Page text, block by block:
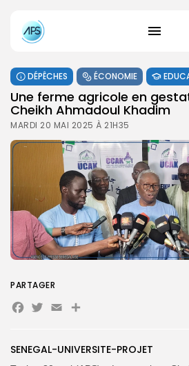
for:
DÉPÊCHES ÉCONOMIE
Une ferme agricole en
Cheikh Ahmadoul Khadim
MARDI 20 MAI 2025 À 21H35
SENEGAL-UNIVERSITE-PROJET
PARTAGER
Facebook
Twitter
EmailPartager